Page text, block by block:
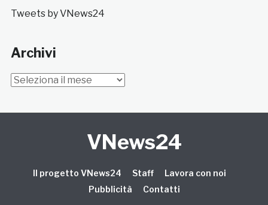
Tweets by VNews24
Archivi
Archivi
VNews24
Il progetto VNews24 Staff
Lavora con noi
Pubblicità
Contatti